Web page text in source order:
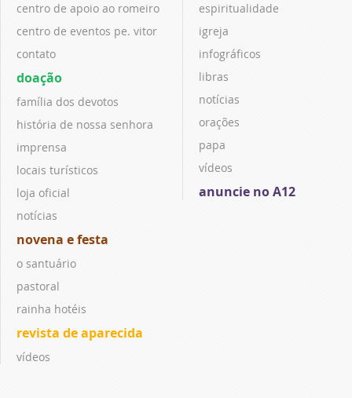
centro de apoio ao romeiro
centro de eventos pe. vitor
contato
doação
família dos devotos
história de nossa senhora
imprensa
locais turísticos
loja oficial
notícias
novena e festa
o santuário
pastoral
rainha hotéis
revista de aparecida
vídeos
espiritualidade
igreja
infográficos
libras
notícias
orações
papa
vídeos
anuncie no A12